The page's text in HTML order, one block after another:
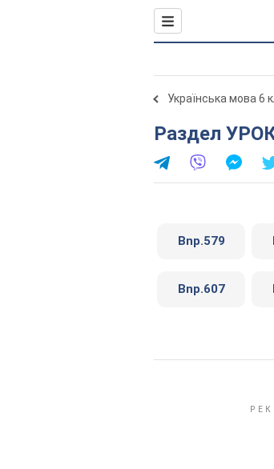
Українська мова 6
Раздел
Bnp.579
Bnp.607